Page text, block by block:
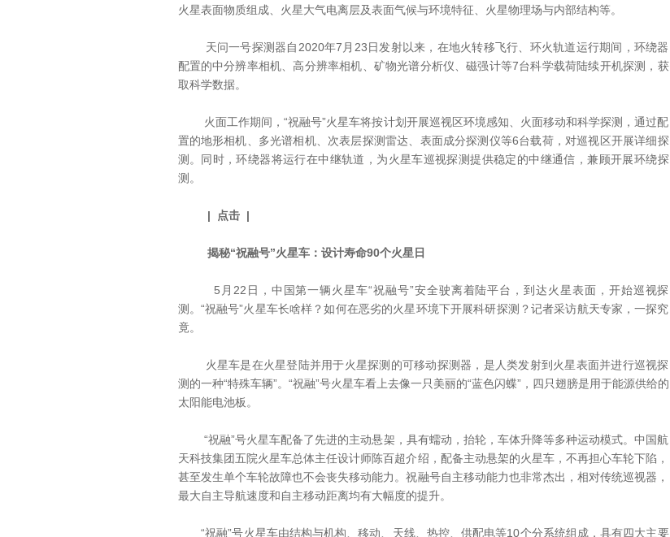
火星表面物质组成、火星大气电离层及表面气候与环境特征、火星物理场与内部结构等。
天问一号探测器自2020年7月23日发射以来，在地火转移飞行、环火轨道运行期间，环绕器
配置的中分辨率相机、高分辨率相机、矿物光谱分析仪、磁强计等7台科学载荷陆续开机探测，获
取科学数据。
火面工作期间，“祝融号”火星车将按计划开展巡视区环境感知、火面移动和科学探测，通过配
置的地形相机、多光谱相机、次表层探测雷达、表面成分探测仪等6台载荷，对巡视区开展详细探
测。同时，环绕器将运行在中继轨道，为火星车巡视探测提供稳定的中继通信，兼顾开展环绕探
测。
| 点击 |
揭秘“祝融号”火星车：设计寿命90个火星日
5月22日，中国第一辆火星车“祝融号”安全驶离着陆平台，到达火星表面，开始巡视探
测。“祝融号”火星车长啥样？如何在恶劣的火星环境下开展科研探测？记者采访航天专家，一探究
竟。
火星车是在火星登陆并用于火星探测的可移动探测器，是人类发射到火星表面并进行巡视探
测的一种“特殊车辆”。“祝融”号火星车看上去像一只美丽的“蓝色闪蝶”，四只翅膀是用于能源供给的
太阳能电池板。
“祝融”号火星车配备了先进的主动悬架，具有蠕动，抬轮，车体升降等多种运动模式。中国航
天科技集团五院火星车总体主任设计师陈百超介绍，配备主动悬架的火星车，不再担心车轮下陷，
甚至发生单个车轮故障也不会丧失移动能力。祝融号自主移动能力也非常杰出，相对传统巡视器，
最大自主导航速度和自主移动距离均有大幅度的提升。
“祝融”号火星车由结构与机构、移动、天线、热控、供配电等10个分系统组成，具有四大主要